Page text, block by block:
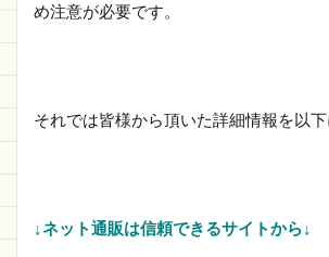
め注意が必要です。
それでは皆様から頂いた詳細情報を以下
↓ネット通販は信頼できるサイトから↓